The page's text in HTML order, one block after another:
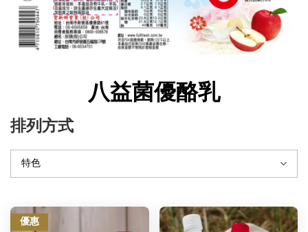
八益菌優酪乳
排列方式
優惠